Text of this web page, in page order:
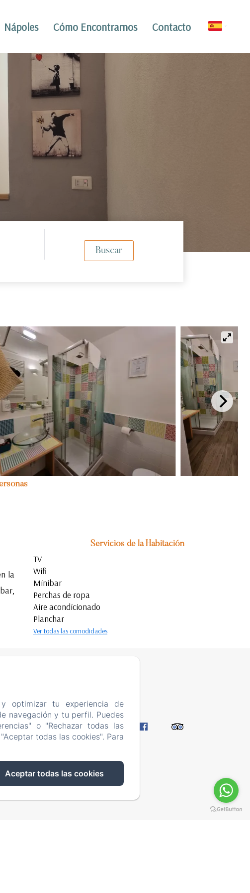
Nápoles Cómo Encontrarnos Contacto
Buscar
la
Servicios de la Habitación
TV
Wifi
Minibar
Perchas de ropa
Aire acondicionado
Planchar
Ver todas las comodidades
Encontrarnos
sobre cookies
optimizar tu experiencia de
navegación y tu perfil. Puedes
o "Rechazar todas las
todas las cookies". Para
Aceptar todas las cookies